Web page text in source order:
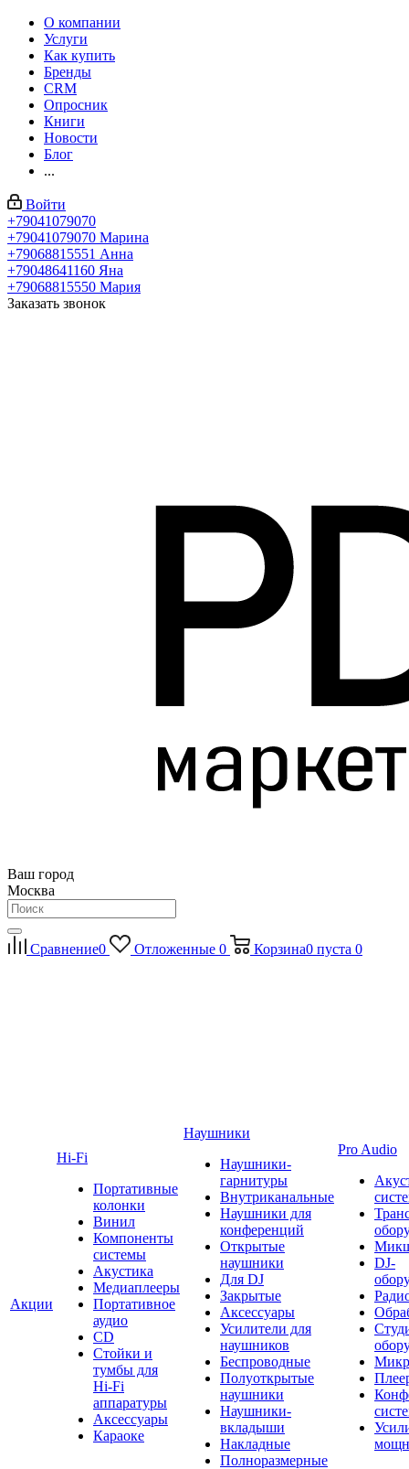
О компании
Услуги
Как купить
Бренды
CRM
Опросник
Книги
Новости
Блог
...
Войти
+79041079070
+79041079070 Марина
+79068815551 Анна
+79048641160 Яна
+79068815550 Мария
Заказать звонок
Ваш город
Москва
Сравнение0 Отложенные 0 Корзина0 пуста 0
Акции
Hi-Fi
Портативные
колонки
Винил
Компоненты
системы
Акустика
Медиаплееры
Портативное
аудио
CD
Стойки и
тумбы для
Hi-Fi
аппаратуры
Аксессуары
Караоке
Наушники
Наушники-
гарнитуры
Внутриканальные
Наушники для
конференций
Открытые
наушники
Для DJ
Закрытые
Аксессуары
Усилители для
наушников
Беспроводные
Полуоткрытые
наушники
Наушники-
вкладыши
Накладные
Полноразмерные
Pro Audio
DJ-